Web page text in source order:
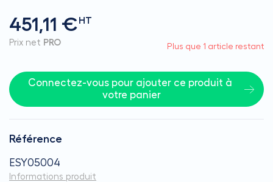
451,11 € HT
Prix net PRO Plus que 1 article restant
Connectez-vous pour ajouter ce produit à
votre panier
Référence
ESY05004
Informations produit